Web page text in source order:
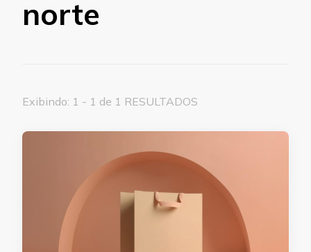
norte
Exibindo: 1 - 1 de 1 RESULTADOS